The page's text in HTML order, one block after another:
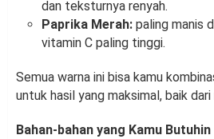
dan teksturnya renyah.
Paprika Merah: paling manis
vitamin C paling tinggi.
Semua warna ini bisa kamu
untuk hasil yang maksimal, baik
Bahan-bahan yang Kamu Butuhin